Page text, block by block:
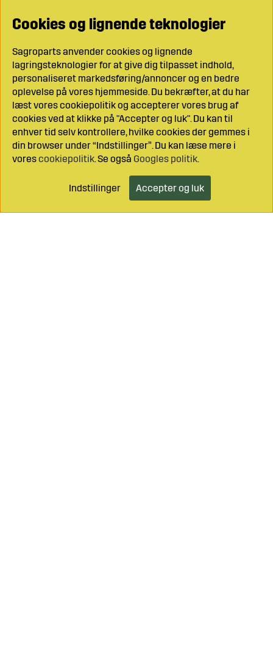
Cookies og lignende teknologier
Sagroparts anvender cookies og lignende
lagringsteknologier for at give dig tilpasset indhold,
personaliseret markedsføring/annoncer og en bedre
oplevelse på vores hjemmeside. Du bekræfter, at du har
læst vores cookiepolitik og accepterer vores brug af
cookies ved at klikke på "Accepter og luk". Du kan til
enhver tid selv kontrollere, hvilke cookies der gemmes i
din browser under “Indstillinger”. Du kan læse mere i
vorescookiepolitik. Se også Googles politik.
Indstillinger Accepter og luk